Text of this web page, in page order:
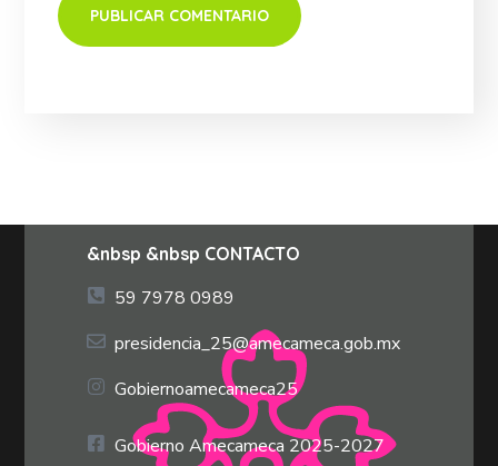
&nbsp &nbsp CONTACTO
59 7978 0989
presidencia_25@amecameca.gob.mx
Gobiernoamecameca25
Gobierno Amecameca 2025-2027